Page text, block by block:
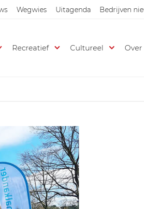
Wegwies Uitagenda Bedrijven
Recreatief Cultureel